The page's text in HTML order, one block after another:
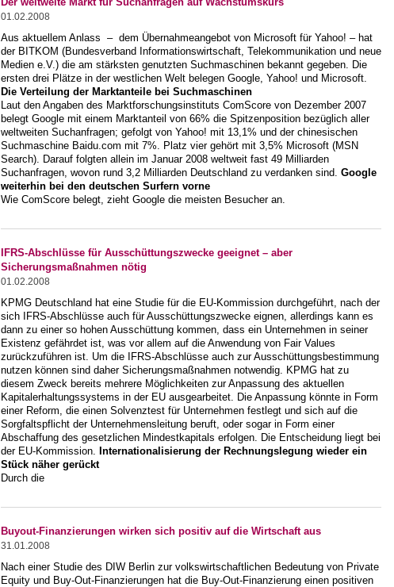
01.02.2008
Aus aktuellem Anlass – dem Übernahmeangebot von Microsoft für Yahoo! – hat
der BITKOM (Bundesverband Informationswirtschaft, Telekommunikation und neue
Medien e.V.) die am stärksten genutzten Suchmaschinen bekannt gegeben. Die
ersten drei Plätze in der westlichen Welt belegen Google, Yahoo! und Microsoft.
Die Verteilung der Marktanteile bei Suchmaschinen
Laut den Angaben des Marktforschungsinstituts ComScore von Dezember 2007
belegt Google mit einem Marktanteil von 66% die Spitzenposition bezüglich aller
weltweiten Suchanfragen; gefolgt von Yahoo! mit 13,1% und der chinesischen
Suchmaschine Baidu.com mit 7%. Platz vier gehört mit 3,5% Microsoft (MSN
Search). Darauf folgten allein im Januar 2008 weltweit fast 49 Milliarden
Suchanfragen, wovon rund 3,2 Milliarden Deutschland zu verdanken sind. Google
weiterhin bei den deutschen Surfern vorne
Wie ComScore belegt, zieht Google die meisten Besucher an.
IFRS-Abschlüsse für Ausschüttungszwecke geeignet – aber
Sicherungsmaßnahmen nötig
01.02.2008
KPMG Deutschland hat eine Studie für die EU-Kommission durchgeführt, nach der
sich IFRS-Abschlüsse auch für Ausschüttungszwecke eignen, allerdings kann es
dann zu einer so hohen Ausschüttung kommen, dass ein Unternehmen in seiner
Existenz gefährdet ist, was vor allem auf die Anwendung von Fair Values
zurückzuführen ist. Um die IFRS-Abschlüsse auch zur Ausschüttungsbestimmung
nutzen können sind daher Sicherungsmaßnahmen notwendig. KPMG hat zu
diesem Zweck bereits mehrere Möglichkeiten zur Anpassung des aktuellen
Kapitalerhaltungssystems in der EU ausgearbeitet. Die Anpassung könnte in Form
einer Reform, die einen Solvenztest für Unternehmen festlegt und sich auf die
Sorgfaltspflicht der Unternehmensleitung beruft, oder sogar in Form einer
Abschaffung des gesetzlichen Mindestkapitals erfolgen. Die Entscheidung liegt bei
der EU-Kommission. Internationalisierung der Rechnungslegung wieder ein
Stück näher gerückt
Durch die
Buyout-Finanzierungen wirken sich positiv auf die Wirtschaft aus
31.01.2008
Nach einer Studie des DIW Berlin zur volkswirtschaftlichen Bedeutung von Private
Equity und Buy-Out-Finanzierungen hat die Buy-Out-Finanzierung einen positiven